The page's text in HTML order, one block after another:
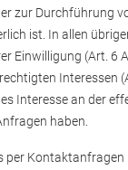
zur Durchführung
ist. In allen
Einwilligung (Art. 6
Interessen
Interesse an der
haben.
per